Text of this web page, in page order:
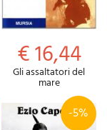
€ 16,44
Gli assaltatori del
mare
-5%